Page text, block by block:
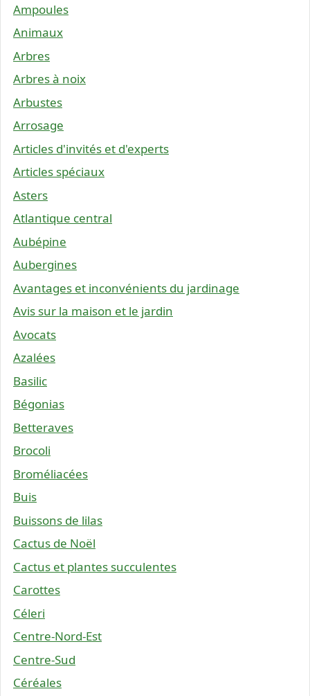
Ampoules
Animaux
Arbres
Arbres à noix
Arbustes
Arrosage
Articles d'invités et d'experts
Articles spéciaux
Asters
Atlantique central
Aubépine
Aubergines
Avantages et inconvénients du jardinage
Avis sur la maison et le jardin
Avocats
Azalées
Basilic
Bégonias
Betteraves
Brocoli
Broméliacées
Buis
Buissons de lilas
Cactus de Noël
Cactus et plantes succulentes
Carottes
Céleri
Centre-Nord-Est
Centre-Sud
Céréales